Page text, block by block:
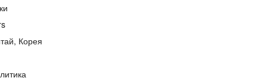
Корея